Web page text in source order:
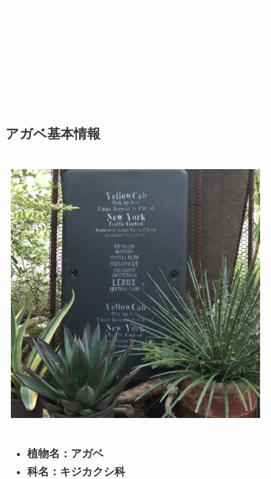
アガベ基本情報
植物名：アガベ
科名：キジカクシ科